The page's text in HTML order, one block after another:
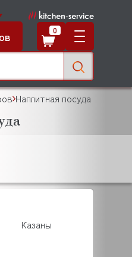
0
Наплитная посуда
Казаны